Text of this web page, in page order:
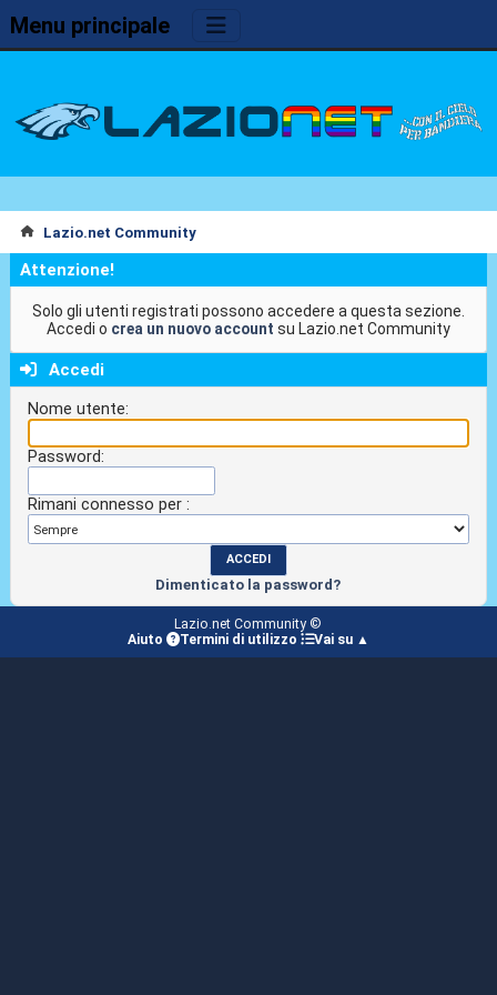
Menu principale
Lazio.net Community
Attenzione!
Solo gli utenti registrati possono accedere a questa sezione.
Accedi o crea un nuovo account su Lazio.net Community
Accedi
Nome utente:
Password:
Rimani connesso per :
Dimenticato la password?
Lazio.net Community ©
Aiuto
Termini di utilizzo Vai su ▲